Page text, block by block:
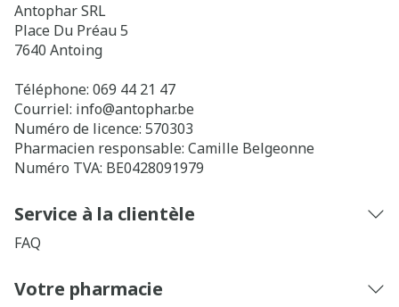
Antophar SRL
Place Du Préau 5
7640 Antoing
Téléphone: 069 44 21 47
Courriel: info@antophar.be
Numéro de licence: 570303
Pharmacien responsable: Camille Belgeonne
Numéro TVA: BE0428091979
Service à la clientèle
FAQ
Votre pharmacie